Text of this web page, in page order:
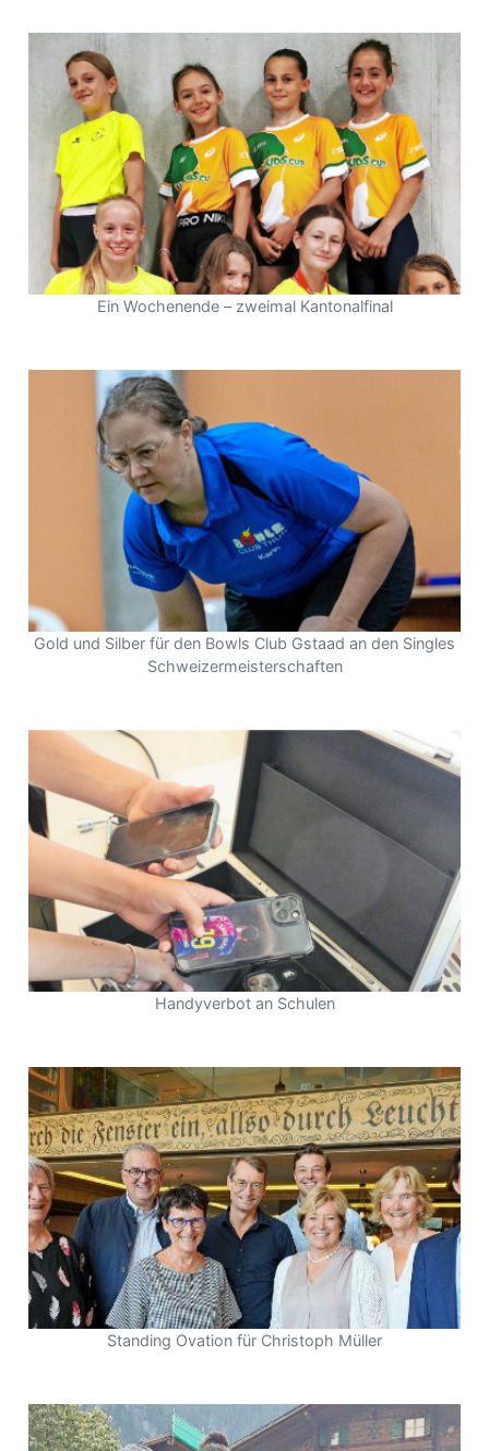
Ein Wochenende – zweimal Kantonalfinal
Gold und Silber für den Bowls Club Gstaad an den Singles
Schweizermeisterschaften
Handyverbot an Schulen
Standing Ovation für Christoph Müller